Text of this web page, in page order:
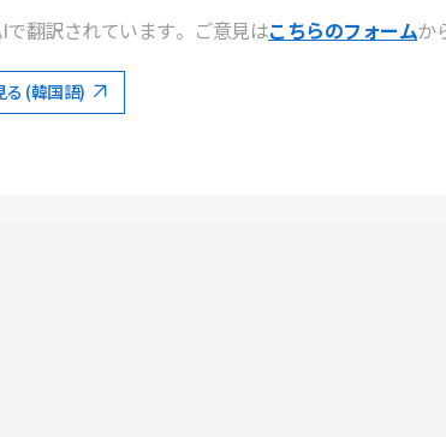
翻訳されています。ご意見はこちらのフォームか
(韓国語)